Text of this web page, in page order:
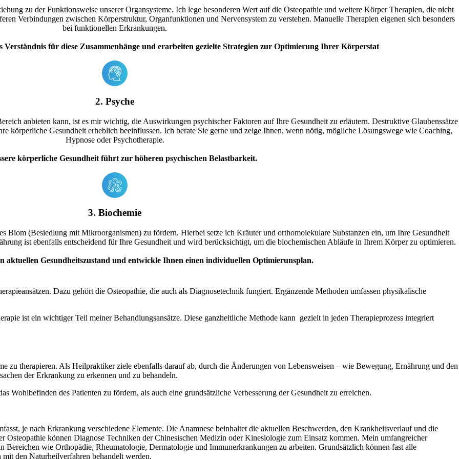
zu der Funktionsweise unserer Organsysteme. Ich lege besonderen Wert auf die Osteopathie und weitere Körper Therapien, die nicht
Verbindungen zwischen Körperstruktur, Organfunktionen und Nervensystem zu verstehen. Manuelle Therapien eigenen sich besonders
bei funktionellen Erkrankungen.
Verständnis für diese Zusammenhänge und erarbeiten gezielte Strategien zur Optimierung Ihrer Körperstat
2. Psyche
anbieten kann, ist es mir wichtig, die Auswirkungen psychischer Faktoren auf Ihre Gesundheit zu erläutern. Destruktive Glaubenssätze
körperliche Gesundheit erheblich beeinflussen. Ich berate Sie gerne und zeige Ihnen, wenn nötig, mögliche Lösungswege wie Coaching,
Hypnose oder Psychotherapie.
körperliche Gesundheit führt zur höheren psychischen Belastbarkeit.
3. Biochemie
Biom (Besiedlung mit Mikroorganismen) zu fördern. Hierbei setze ich Kräuter und orthomolekulare Substanzen ein, um Ihre Gesundheit
ist ebenfalls entscheidend für Ihre Gesundheit und wird berücksichtigt, um die biochemischen Abläufe in Ihrem Körper zu optimieren.
aktuellen Gesundheitszustand und entwickle Ihnen einen individuellen Optimierunsplan.
Dazu gehört die Osteopathie, die auch als Diagnosetechnik fungiert. Ergänzende Methoden umfassen physikalische
ist ein wichtiger Teil meiner Behandlungsansätze. Diese ganzheitliche Methode kann gezielt in jeden Therapieprozess integriert
zu therapieren. Als Heilpraktiker ziele ebenfalls darauf ab, durch die Änderungen von Lebensweisen – wie Bewegung, Ernährung und den
der Erkrankung zu erkennen und zu behandeln.
Wohlbefinden des Patienten zu fördern, als auch eine grundsätzliche Verbesserung der Gesundheit zu erreichen.
je nach Erkrankung verschiedene Elemente. Die Anamnese beinhaltet die aktuellen Beschwerden, den Krankheitsverlauf und die
Osteopathie können Diagnose Techniken der Chinesischen Medizin oder Kinesiologie zum Einsatz kommen. Mein umfangreicher
wie Orthopädie, Rheumatologie, Dermatologie und Immunerkrankungen zu arbeiten. Grundsätzlich können fast alle
den Naturheilverfahren behandelt werden.